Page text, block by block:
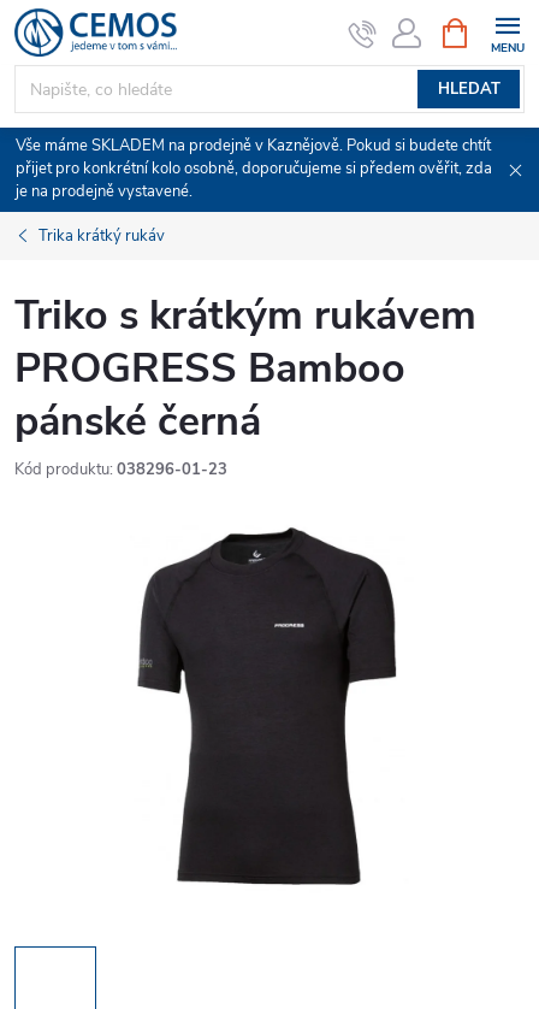
Přejít
na
obsah
HLEDAT
NÁKUPNÍ
KOŠÍK
Vše máme SKLADEM na prodejně v Kaznějově. Pokud si budete chtít
přijet pro konkrétní kolo osobně, doporučujeme si předem ověřit, zda
je na prodejně vystavené.
Trika krátký rukáv
Triko s krátkým rukávem
PROGRESS Bamboo
pánské černá
Kód produktu: 038296-01-23